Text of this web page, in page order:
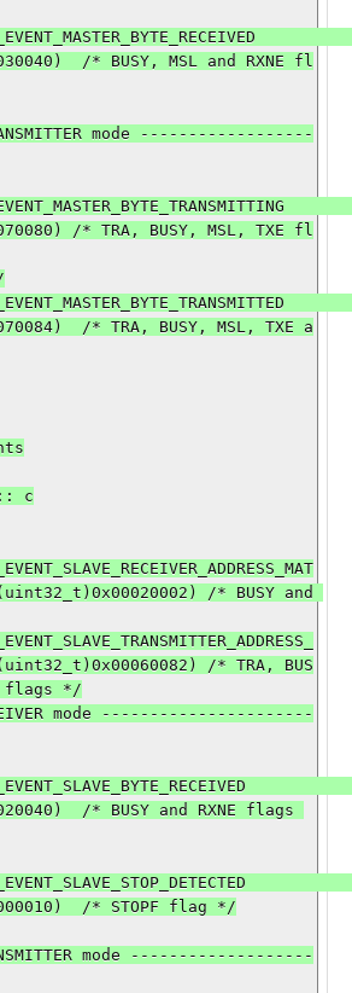
/* BUSY, MSL and RXNE fl
/* TRA, BUSY, MSL, TXE fl
/* TRA, BUSY, MSL, TXE a
/* BUSY and
/* TRA, BUS
flags */
/* BUSY and RXNE flags
/* STOPF flag */